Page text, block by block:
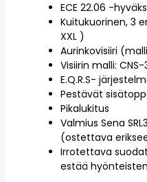
ECE 22.06 -
Kuitukuorinen, 3
XXL )
Aurinkovisiiri
Visiirin malli: CNS-
E.Q.R.S-
Pestävät
Pikalukitus
Valmius Sena
(ostettava
Irrotettava
estää